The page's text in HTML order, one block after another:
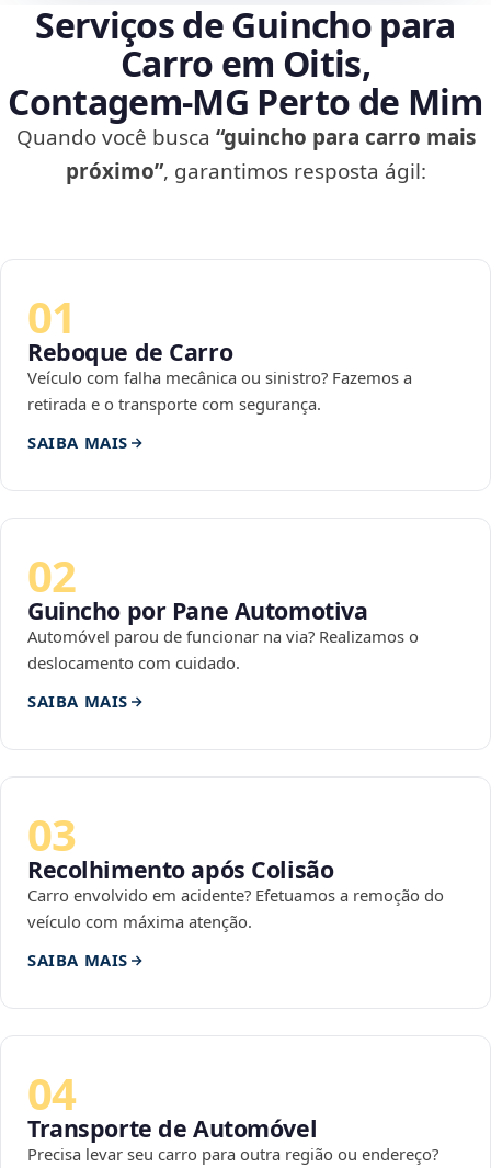
Serviços de Guincho para
Carro em Oitis,
Contagem‑MG Perto de Mim
Quando você busca “guincho para carro mais
próximo”, garantimos resposta ágil:
01
Reboque de Carro
Veículo com falha mecânica ou sinistro? Fazemos a
retirada e o transporte com segurança.
SAIBA MAIS
02
Guincho por Pane Automotiva
Automóvel parou de funcionar na via? Realizamos o
deslocamento com cuidado.
SAIBA MAIS
03
Recolhimento após Colisão
Carro envolvido em acidente? Efetuamos a remoção do
veículo com máxima atenção.
SAIBA MAIS
04
Transporte de Automóvel
Precisa levar seu carro para outra região ou endereço?